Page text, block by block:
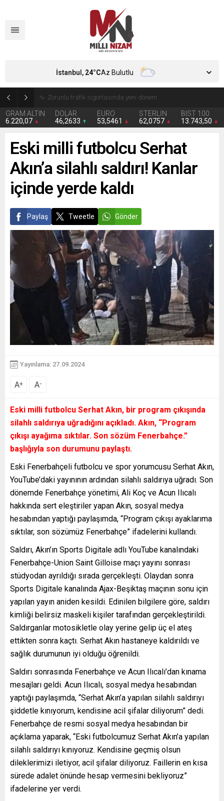
Zorunlu trafik sigortasında yeni dönem
GRAM ALTIN
6.220,07
DOLAR
46,2633
EURO
53,5461
STERLİN
62,0757
BIST 100
13.743,50
İstanbul, 24°CAz Bulutlu
Eski milli futbolcu Serhat
Akın’a silahlı saldırı! Kanlar
içinde yerde kaldı
Paylaş Tweetle Gönder
Yayınlama: 27.09.2024
A+ A-
Eski milli futbolcu Serhat Akın, bir program çıkışında
silahlı saldırıya uğradığını açıkladı. Akın, “Program
çıkışı ayağıma sıktılar. Son sözüm Fenerbahçe.”
başlığıyla son durumunu paylaştı.
Eski Fenerbahçeli futbolcu ve spor yorumcusu Serhat Akın,
YouTube’daki yayınının ardından silahlı saldırıya uğradı. Son
dönemde Fenerbahçe yönetimi, Ali Koç ve Acun Ilıcalı
hakkında sert eleştiriler yapan Akın, sosyal medya
hesabından yaptığı paylaşımda, “Program çıkışı ayaklarıma
sıktılar, son sözümüz Fenerbahçe” ifadelerini kullandı.
Saldırı, Akın’ın Sports Digitale adlı YouTube kanalındaki
Fenerbahçe-Union Saint Gilloise maçı yayını sonrası
stüdyodan ayrıldığı sırada gerçekleşti. Olaydan sonra
Sports Digitale kanalında Ajax-Beşiktaş maçının sonu için
yapılan yayın aniden kesildi. Edinilen bilgilere göre, saldırı
kimliği belirsiz maskeli kişiler tarafından gerçekleştirildi.
Saldırganlar motosikletle olay yerine gelip üç el ateş
ettikten sonra kaçtı. Serhat Akın hastaneye kaldırıldı ve
sağlık durumunun iyi olduğu öğrenildi.
Saldırı sonrasında Fenerbahçe ve Acun Ilıcalı’dan kınama
mesajları geldi. Acun Ilıcalı, sosyal medya hesabından
yaptığı paylaşımda, “Serhat Akın’a yapılan silahlı saldırıyı
şiddetle kınıyorum, kendisine acil şifalar diliyorum” dedi.
Fenerbahçe de resmi sosyal medya hesabından bir
açıklama yaparak, “Eski futbolcumuz Serhat Akın’a yapılan
silahlı saldırıyı kınıyoruz. Kendisine geçmiş olsun
dileklerimizi iletiyor, acil şifalar diliyoruz. Faillerin en kısa
sürede adalet önünde hesap vermesini bekliyoruz”
ifadelerine yer verdi.